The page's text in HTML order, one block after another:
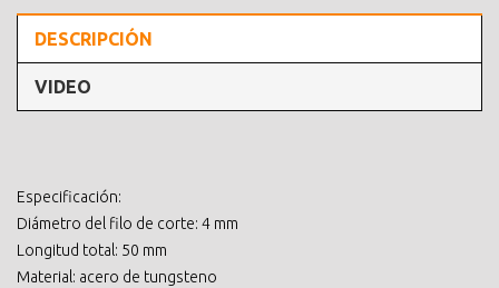
DESCRIPCIÓN
VIDEO
Especificación:
Diámetro del filo de corte: 4 mm
Longitud total: 50 mm
Material: acero de tungsteno